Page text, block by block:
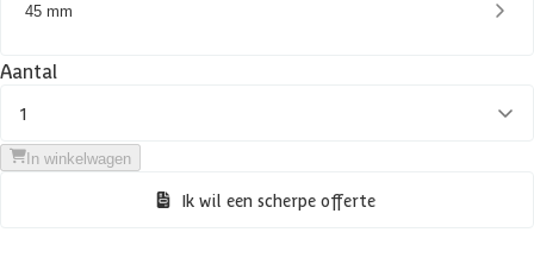
45 mm
Aantal
1
In winkelwagen
Ik wil een scherpe offerte